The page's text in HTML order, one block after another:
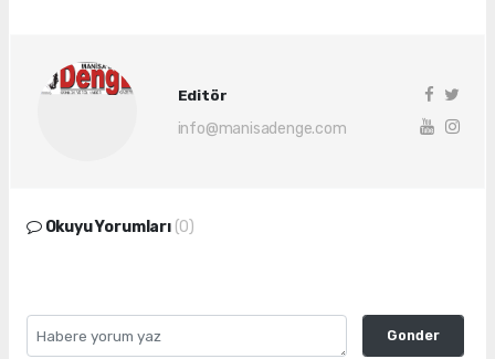
Editör
info@manisadenge.com
Okuyu Yorumları (0)
Gonder